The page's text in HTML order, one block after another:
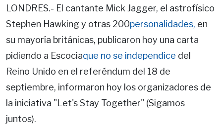
LONDRES.- El cantante Mick Jagger, el astrofísico
Stephen Hawking y otras 200personalidades, en
su mayoría británicas, publicaron hoy una carta
pidiendo a Escociaque no se independice del
Reino Unido en el referéndum del 18 de
septiembre, informaron hoy los organizadores de
la iniciativa "Let's Stay Together" (Sigamos
juntos).